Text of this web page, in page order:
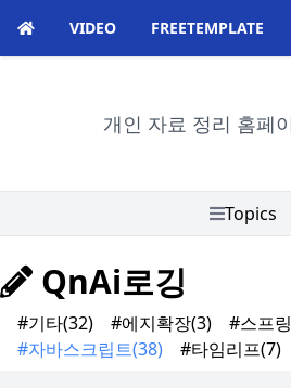
VIDEO FREETEMPLATE
개인 자료 정리 홈페
Topics
QnAi로깅
#기타(32) #에지확장(3) #스프링
#자바스크립트(38) #타임리프(7)